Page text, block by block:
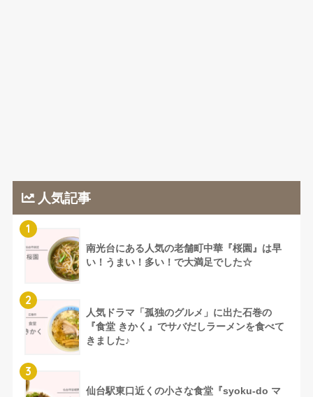
人気記事
1
南光台にある人気の老舗町中華『桜園』は早
い！うまい！多い！で大満足でした☆
2
人気ドラマ「孤独のグルメ」に出た石巻の
『食堂 きかく』でサバだしラーメンを食べて
きました♪
3
仙台駅東口近くの小さな食堂『syoku-do マ